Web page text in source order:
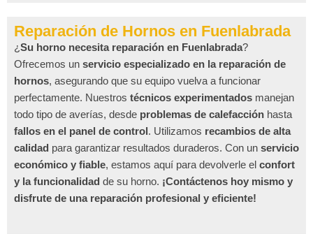
Reparación de Hornos en Fuenlabrada
¿Su horno necesita reparación en Fuenlabrada?
Ofrecemos un servicio especializado en la reparación de
hornos, asegurando que su equipo vuelva a funcionar
perfectamente. Nuestros técnicos experimentados manejan
todo tipo de averías, desde problemas de calefacción hasta
fallos en el panel de control. Utilizamos recambios de alta
calidad para garantizar resultados duraderos. Con un servicio
económico y fiable, estamos aquí para devolverle el confort
y la funcionalidad de su horno. ¡Contáctenos hoy mismo y
disfrute de una reparación profesional y eficiente!